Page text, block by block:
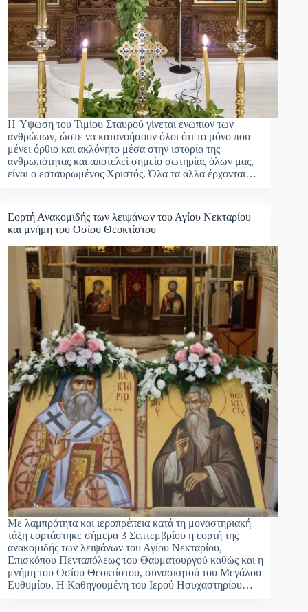
Η Ύψωση του Τιμίου Σταυρού γίνεται ενώπιον των
ανθρώπων, ώστε να κατανοήσουν όλοι ότι το μόνο που
μένει όρθιο και ακλόνητο μέσα στην ιστορία της
ανθρωπότητας και αποτελεί σημείο σωτηρίας όλων μας,
είναι ο εσταυρωμένος Χριστός. Όλα τα άλλα έρχονται…
Εορτή Ανακομιδής των λειψάνων του Αγίου Νεκταρίου
και μνήμη του Οσίου Θεοκτίστου
Με λαμπρότητα και ιεροπρέπεια κατά τη μοναστηριακή
τάξη εορτάστηκε σήμερα 3 Σεπτεμβρίου η εορτή της
ανακομιδής των λειψάνων του Αγίου Νεκταρίου,
Επισκόπου Πενταπόλεως του Θαυματουργού καθώς και η
μνήμη του Οσίου Θεοκτίστου, συνασκητού του Μεγάλου
Ευθυμίου. Η Καθηγουμένη του Ιερού Ησυχαστηρίου…